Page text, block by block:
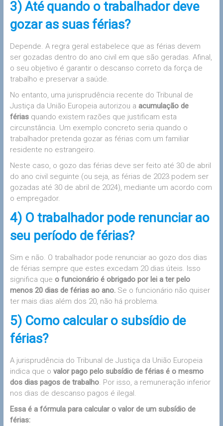
3) Até quando o trabalhador deve
gozar as suas férias?
Depende. A regra geral estabelece que as férias devem
ser gozadas dentro do ano civil em que são geradas. Afinal,
o seu objetivo é garantir o descanso correto da força de
trabalho e preservar a saúde.
No entanto, uma jurisprudência recente do Tribunal de
Justiça da União Europeia autorizou a acumulação de
fériasquando existem razões que justificam esta
circunstância. Um exemplo concreto seria quando o
trabalhador pretenda gozar as férias com um familiar
residente no estrangeiro.
Neste caso, o gozo das férias deve ser feito até 30 de abril
do ano civil seguinte (ou seja, as férias de 2023 podem ser
gozadas até 30 de abril de 2024), mediante um acordo com
o empregador.
4) O trabalhador pode renunciar ao
seu período de férias?
Sim e não. O trabalhador pode renunciar ao gozo dos dias
de férias sempre que estes excedam 20 dias úteis. Isso
significa que o funcionário é obrigado por lei a ter pelo
menos 20 dias de férias ao ano.Se o funcionário não quiser
ter mais dias além dos 20, não há problema.
5) Como calcular o subsídio de
férias?
A jurisprudência do Tribunal de Justiça da União Europeia
indica que o valor pago pelo subsídio de férias é o mesmo
dos dias pagos de trabalho. Por isso, a remuneração inferior
nos dias de descanso pagos é ilegal.
Essa é a fórmula para calcular o valor de um subsídio de
férias: